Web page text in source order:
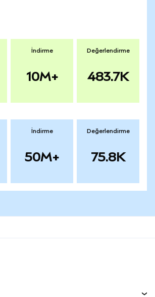
İndirme
10M+
Değerlendirme
483.7K
İndirme
50M+
Değerlendirme
75.8K